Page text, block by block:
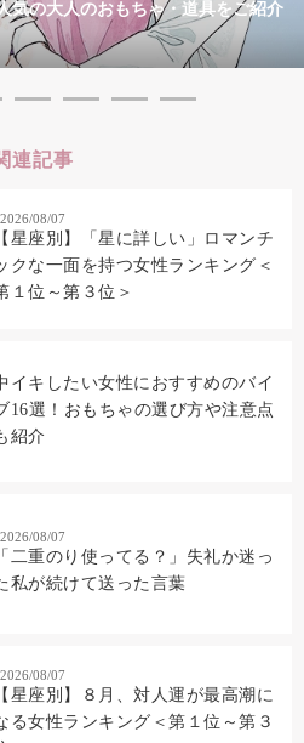
気の大人のおもちゃ・道具をご紹介
連記事
2026/08/07
【星座別】「星に詳しい」ロマンチ
クな一面を持つ女性ランキング＜
１位～第３位＞
イキしたい女性におすすめのバイ
16選！おもちゃの選び方や注意点
紹介
2026/08/07
「二重のり使ってる？」失礼か迷っ
私が続けて送った言葉
2026/08/07
【星座別】８月、対人運が最高潮に
る女性ランキング＜第１位～第３